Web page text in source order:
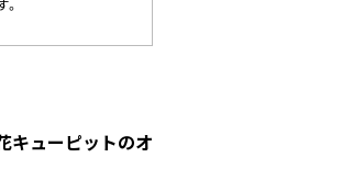
キューピットのオ